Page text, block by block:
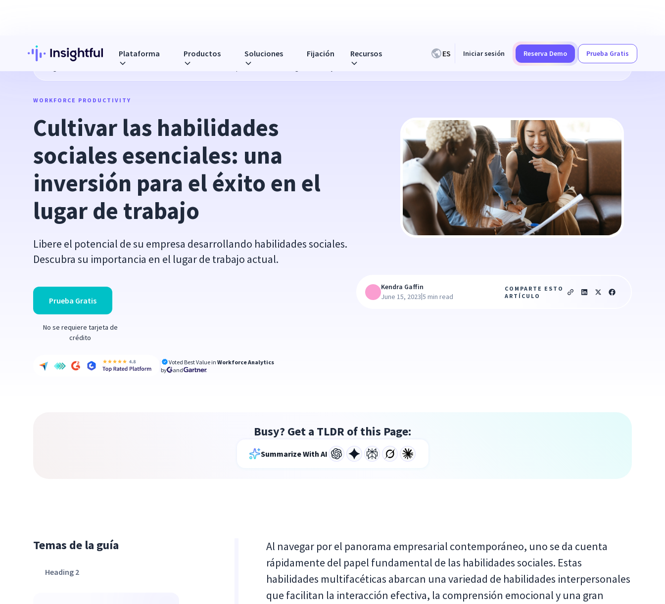
Plataforma Productos Soluciones Fijación Recursos ES Iniciar sesión Reserva Demo
Prueba Gratis
Cultivar las habilidades sociales esenciales: una inversión para el éxito en el lugar de trabajo
WORKFORCE PRODUCTIVITY
Cultivar las habilidades
sociales esenciales: una
inversión para el éxito en el
lugar de trabajo
Libere el potencial de su empresa desarrollando habilidades sociales.
Descubra su importancia en el lugar de trabajo actual.
Prueba Gratis
No se requiere tarjeta de
crédito
Voted Best Value inWorkforce Analytics
by
and
Kendra Gaffin
June 15, 2023|5 min read
COMPARTE ESTO
ARTÍCULO
Busy? Get a TLDR of this Page:
Summarize With AI
Temas de la guía
Heading 2
Al navegar por el panorama empresarial contemporáneo, uno se da cuenta
rápidamente del papel fundamental de las habilidades sociales. Estas
habilidades multifacéticas abarcan una variedad de habilidades interpersonales
que facilitan la interacción efectiva, la comprensión emocional y una gran